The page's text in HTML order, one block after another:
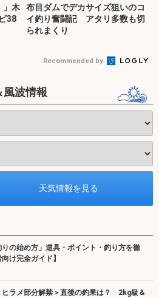
」木
38
布目ダムでデカサイズ狙いのコ
イ釣り奮闘記 アタリ多数も切
られまくり
Recommended by
風波情報
りの始め方」道具・ポイント・釣り方を徹
け完全ガイド】
ヒラメ部分解禁＞直後の釣果は？ 2kg級＆